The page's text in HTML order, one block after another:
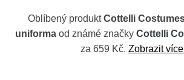
Oblíbený produktCottelli
uniformaod známé značky Cottelli
za 659 Kč. Zobrazit